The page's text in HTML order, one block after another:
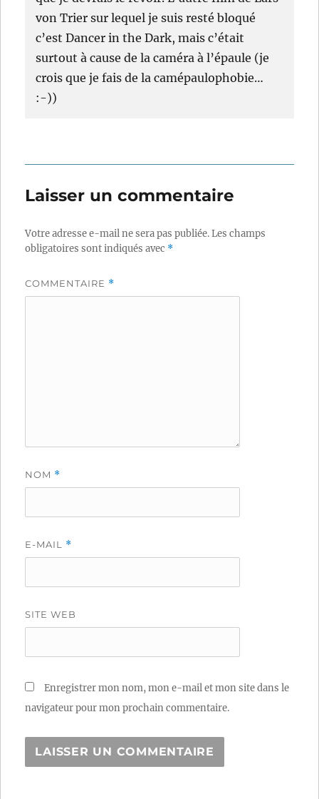
von Trier sur lequel je suis resté bloqué
c’est Dancer in the Dark, mais c’était
surtout à cause de la caméra à l’épaule (je
crois que je fais de la camépaulophobie…
:-))
Laisser un commentaire
Votre adresse e-mail ne sera pas publiée.Les champs
obligatoires sont indiqués avec *
COMMENTAIRE *
NOM *
E-MAIL *
SITE WEB
Enregistrer mon nom, mon e-mail et mon site dans le
navigateur pour mon prochain commentaire.